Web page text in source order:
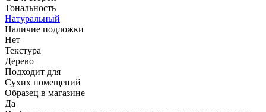
Тональность
Натуральный
Наличие подложки
Нет
Текстура
Дерево
Подходит для
Сухих помещений
Образец в магазине
Да